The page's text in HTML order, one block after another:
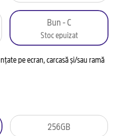
Bun - C
Stoc epuizat
pe ecran, carcasă și/sau ramă
256GB